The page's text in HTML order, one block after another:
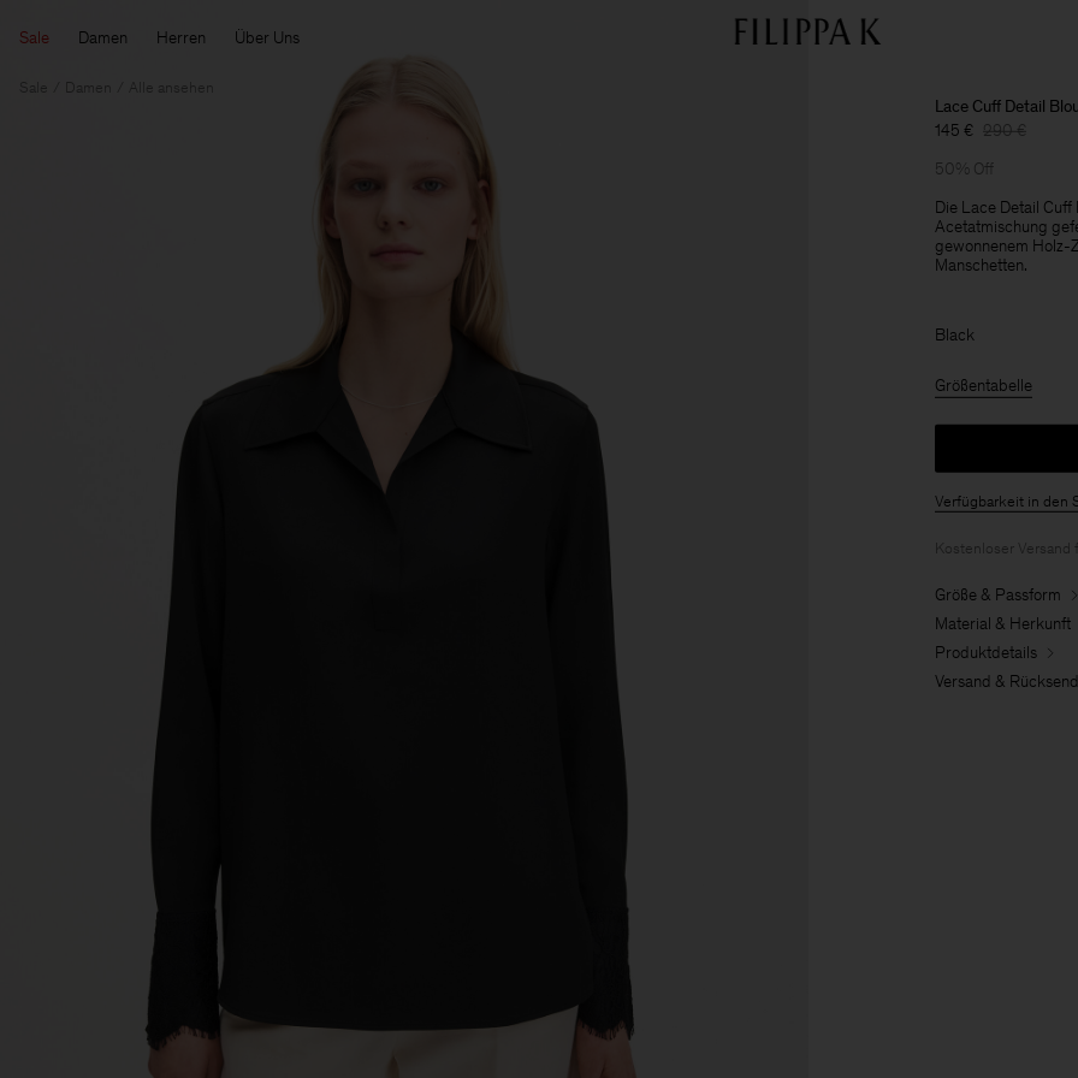
Sale Damen Herren Über Uns
Sale Damen Alle ansehen
Lace Cuff Detail
145 € 290 €
50% Off
Die Lace Detail
Acetatmischung
gewonnenem Holz-
Manschetten.
Black
Größentabelle
Verfügbarkeit in den
Kostenloser Versand
Größe & Passform
Material & Herkunft
Produktdetails
Versand &